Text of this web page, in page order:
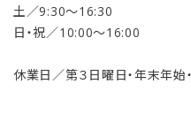
土／9:30〜16:30
日・祝／10:00〜16:00
休業日／第３日曜日・年末年始